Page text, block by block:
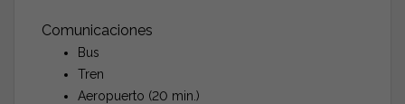
Comunicaciones
Bus
Tren
Aeropuerto (20 min.)